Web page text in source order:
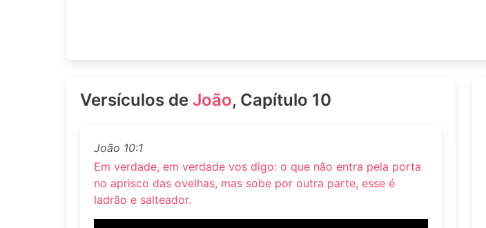
Versículos de João, Capítulo 10
João 10:1
Em verdade, em verdade vos digo: o que não entra pela porta
no aprisco das ovelhas, mas sobe por outra parte, esse é
ladrão e salteador.